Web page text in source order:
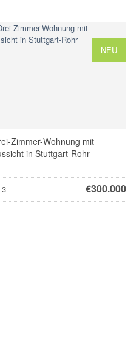
NEU
Zimmer-Wohnung mit
in Stuttgart-Rohr
3 €300.000